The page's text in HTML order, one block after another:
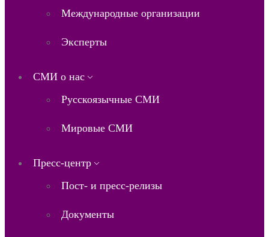
Международные организации
Эксперты
СМИ о нас
Русскоязычные СМИ
Мировые СМИ
Пресс-центр
Пост- и пресс-релизы
Документы